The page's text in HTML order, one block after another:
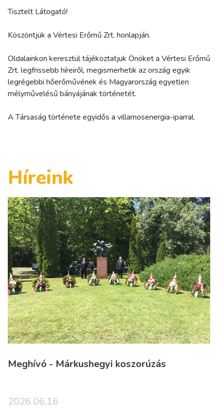
Tisztelt Látogató!
Köszöntjük a Vértesi Erőmű Zrt. honlapján.
Oldalainkon keresztül tájékoztatjuk Önöket a Vértesi Erőmű
Zrt. legfrissebb híreiről, megismerhetik az ország egyik
legrégebbi hőerőművének és Magyarország egyetlen
mélyművelésű bányájának történetét.
A Társaság története egyidős a villamosenergia-iparral.
Híreink
Meghívó - Márkushegyi koszorúzás
2026.06.16